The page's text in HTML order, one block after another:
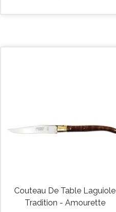
Couteau De Table Laguiole
Tradition - Amourette